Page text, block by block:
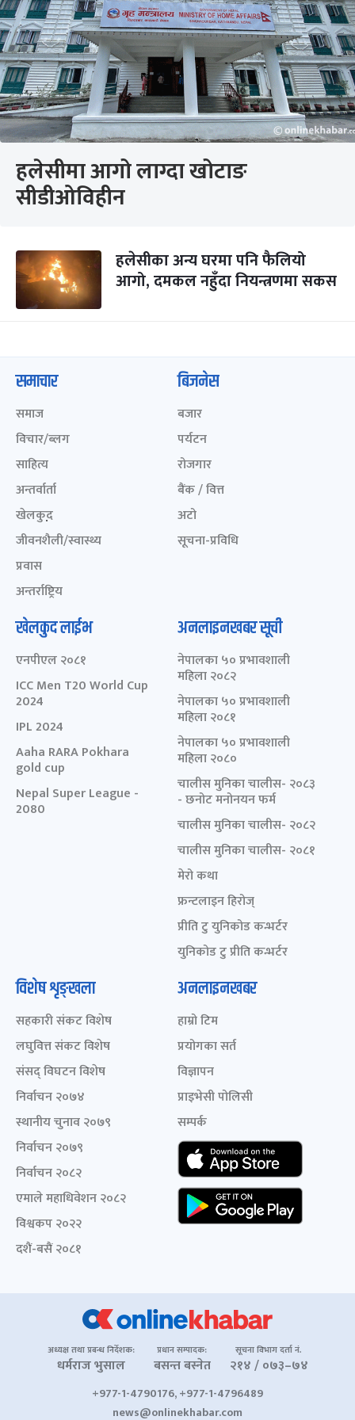
हलेसीमा आगो लाग्दा खोटाङ
सीडीओविहीन
हलेसीका अन्य घरमा पनि फैलियो
आगो, दमकल नहुँदा नियन्त्रणमा सकस
समाचार
समाज
विचार/ब्लग
साहित्य
अन्तर्वार्ता
खेलकुद़़
जीवनशैली/स्वास्थ्य
प्रवास
अन्तर्राष्ट्रिय
बिजनेस
बजार
पर्यटन
रोजगार
बैंक / वित्त
अटो
सूचना-प्रविधि
खेलकुद लाईभ
एनपीएल २०८१
ICC Men T20 World Cup
2024
IPL 2024
Aaha RARA Pokhara
gold cup
Nepal Super League -
2080
अनलाइनखबर सूची
नेपालका ५० प्रभावशाली
महिला २०८२
नेपालका ५० प्रभावशाली
महिला २०८१
नेपालका ५० प्रभावशाली
महिला २०८०
चालीस मुनिका चालीस- २०८३
- छनोट मनोनयन फर्म
चालीस मुनिका चालीस- २०८२
चालीस मुनिका चालीस- २०८१
मेरो कथा
फ्रन्टलाइन हिरोज्
प्रीति टु युनिकोड कन्भर्टर
युनिकोड टु प्रीति कन्भर्टर
विशेष शृङ्खला
सहकारी संकट विशेष
लघुवित्त संकट विशेष
संसद् विघटन विशेष
निर्वाचन २०७४
स्थानीय चुनाव २०७९
निर्वाचन २०७९
निर्वाचन २०८२
एमाले महाधिवेशन २०८२
विश्वकप २०२२
दशैं-बसैं २०८१
अनलाइनखबर
हाम्रो टिम
प्रयोगका सर्त
विज्ञापन
प्राइभेसी पोलिसी
सम्पर्क
अध्यक्ष तथा प्रबन्ध निर्देशक:
धर्मराज भुसाल
प्रधान सम्पादक:
बसन्त बस्नेत
सूचना विभाग दर्ता नं.
२१४ / ०७३–७४
+977-1-4790176, +977-1-4796489
news@onlinekhabar.com